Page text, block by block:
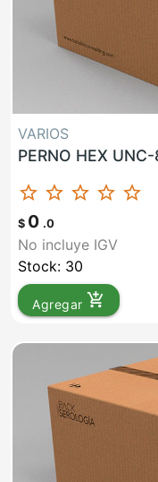
VARIOS
PERNO HEX
star_border star_border star_border star_border star_border
$ 0 .0
No incluye IGV
Stock: 30
Agregar add_shopping_cart